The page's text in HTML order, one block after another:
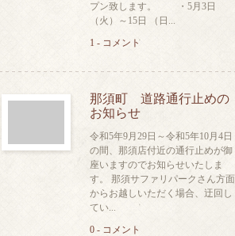
プン致します。 ・5月3日
（火）～15日 （日...
1 - コメント
那須町 道路通行止めの
お知らせ
令和5年9月29日～令和5年10月4日
の間、那須店付近の通行止めが御
座いますのでお知らせいたしま
す。 那須サファリパークさん方面
からお越しいただく場合、迂回し
てい...
0 - コメント